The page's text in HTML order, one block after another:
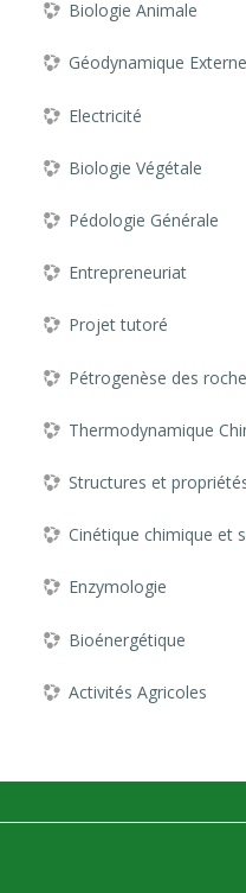
Biologie Animale
Géodynamique Externe
Electricité
Biologie Végétale
Pédologie Générale
Entrepreneuriat
Projet tutoré
Pétrogenèse des
Thermodynamique
Structures et
Cinétique chimique et
Enzymologie
Bioénergétique
Activités Agricoles